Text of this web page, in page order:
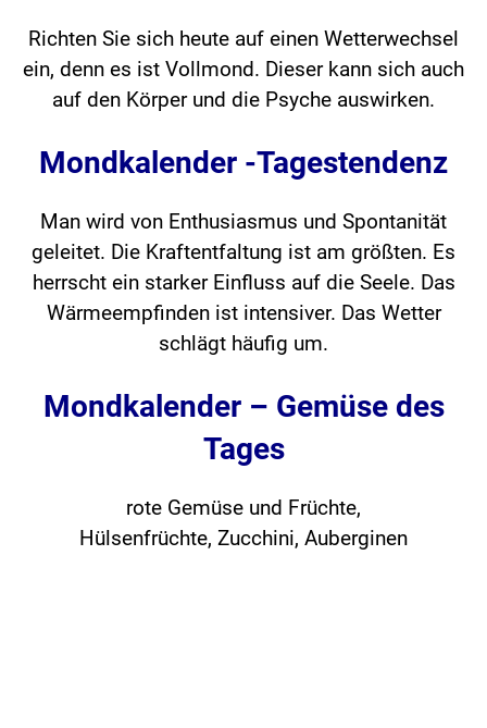
Richten Sie sich heute auf einen Wetterwechsel
ein, denn es ist Vollmond. Dieser kann sich auch
auf den Körper und die Psyche auswirken.
Mondkalender -Tagestendenz
Man wird von Enthusiasmus und Spontanität
geleitet. Die Kraftentfaltung ist am größten. Es
herrscht ein starker Einfluss auf die Seele. Das
Wärmeempfinden ist intensiver. Das Wetter
schlägt häufig um.
Mondkalender – Gemüse des
Tages
rote Gemüse und Früchte,
Hülsenfrüchte, Zucchini, Auberginen